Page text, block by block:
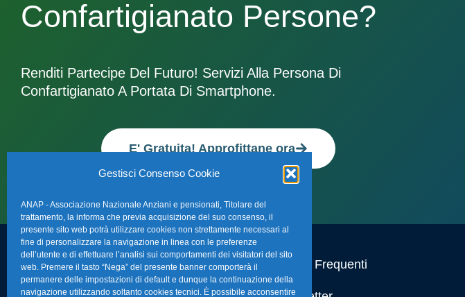
Gestisci Consenso Cookie
ANAP - Associazione Nazionale Anziani e pensionati, Titolare del
trattamento, la informa che previa acquisizione del suo consenso, il
presente sito web potrà utilizzare cookies non strettamente necessari al
fine di personalizzare la navigazione in linea con le preferenze
dell’utente e di effettuare l’analisi sui comportamenti dei visitatori del sito
web. Premere il tasto “Nega” del presente banner comporterà il
permanere delle impostazioni di default e dunque la continuazione della
navigazione utilizzando soltanto cookies tecnici. È possibile acconsentire
Confartigianato Persone?
Renditi Partecipe Del Futuro! Servizi Alla Persona Di
Confartigianato A Portata Di Smartphone.
E' Gratuita! Approfittane ora
Sede Nazionale Anap Confartigianato:
Indirizzo: Via S. Giovanni in Laterano,
FAQ – Domande Frequenti